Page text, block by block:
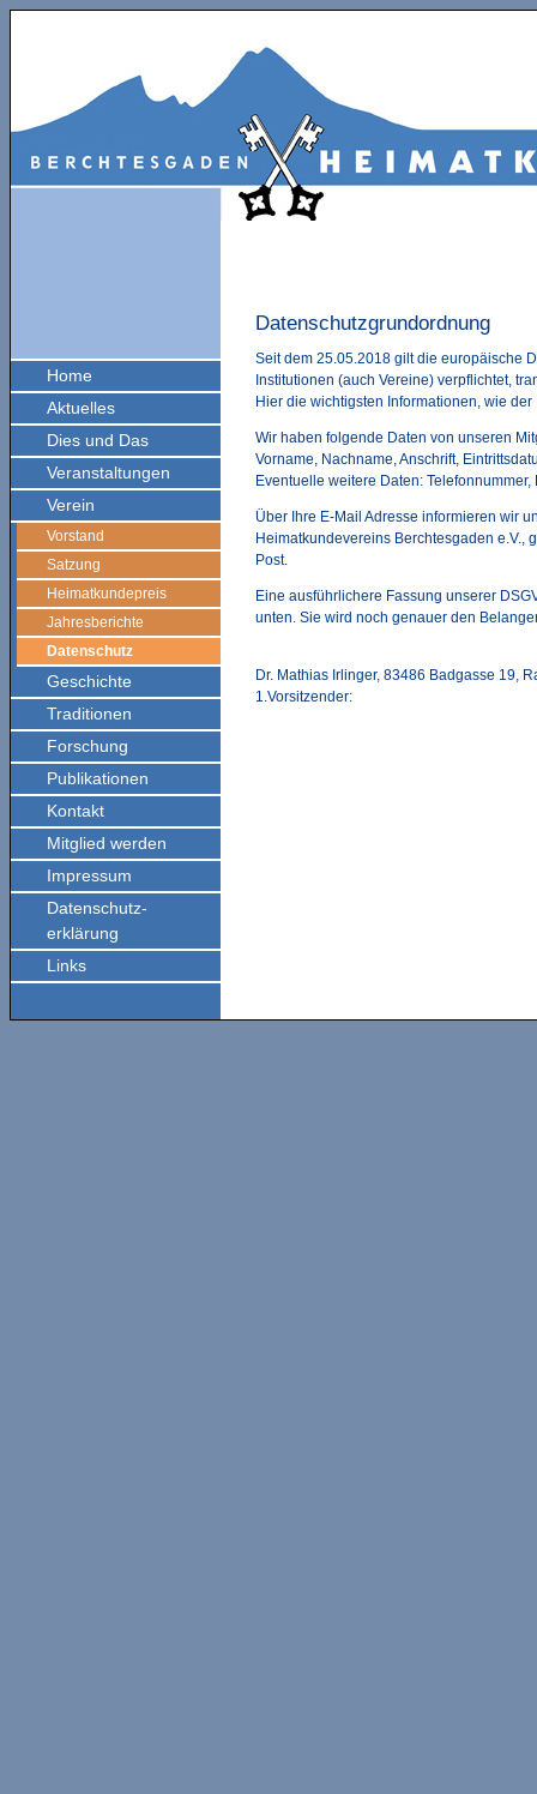
Home
Aktuelles
Dies und Das
Veranstaltungen
Verein
Vorstand
Satzung
Heimatkundepreis
Jahresberichte
Datenschutz
Geschichte
Traditionen
Forschung
Publikationen
Kontakt
Mitglied werden
Impressum
Datenschutz-
erklärung
Links
Datenschutzgrundordnung
Seit dem 25.05.2018 gilt die europäische
Institutionen (auch Vereine) verpflichtet,
Hier die wichtigsten Informationen, wie
Wir haben folgende Daten von unseren
Vorname, Nachname, Anschrift,
Eventuelle weitere Daten:
Über Ihre E-Mail Adresse informieren wir
Heimatkundevereins Berchtesgaden e.V.,
Post.
Eine ausführlichere Fassung unserer
unten. Sie wird noch genauer den
Dr. Mathias Irlinger, 83486 Badgasse 19,
1.Vorsitzender: